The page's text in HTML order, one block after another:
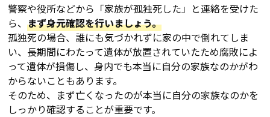
警察や役所などから「家族が孤独死した」と連絡を受けた
ら、まず身元確認を行いましょう。
孤独死の場合、誰にも気づかれずに家の中で倒れてしま
い、長期間にわたって遺体が放置されていたため腐敗によ
って遺体が損傷し、身内でも本当に自分の家族なのかがわ
からないこともあります。
そのため、まず亡くなったのが本当に自分の家族なのかを
しっかり確認することが重要です。